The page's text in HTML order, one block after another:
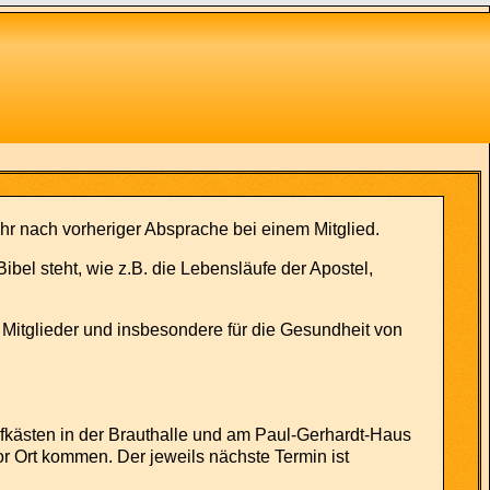
nach vorheriger Absprache bei einem Mitglied.
steht, wie z.B. die Lebensläufe der Apostel,
und insbesondere für die Gesundheit von
in der Brauthalle und am Paul-Gerhardt-Haus
Ort kommen. Der jeweils nächste Termin ist